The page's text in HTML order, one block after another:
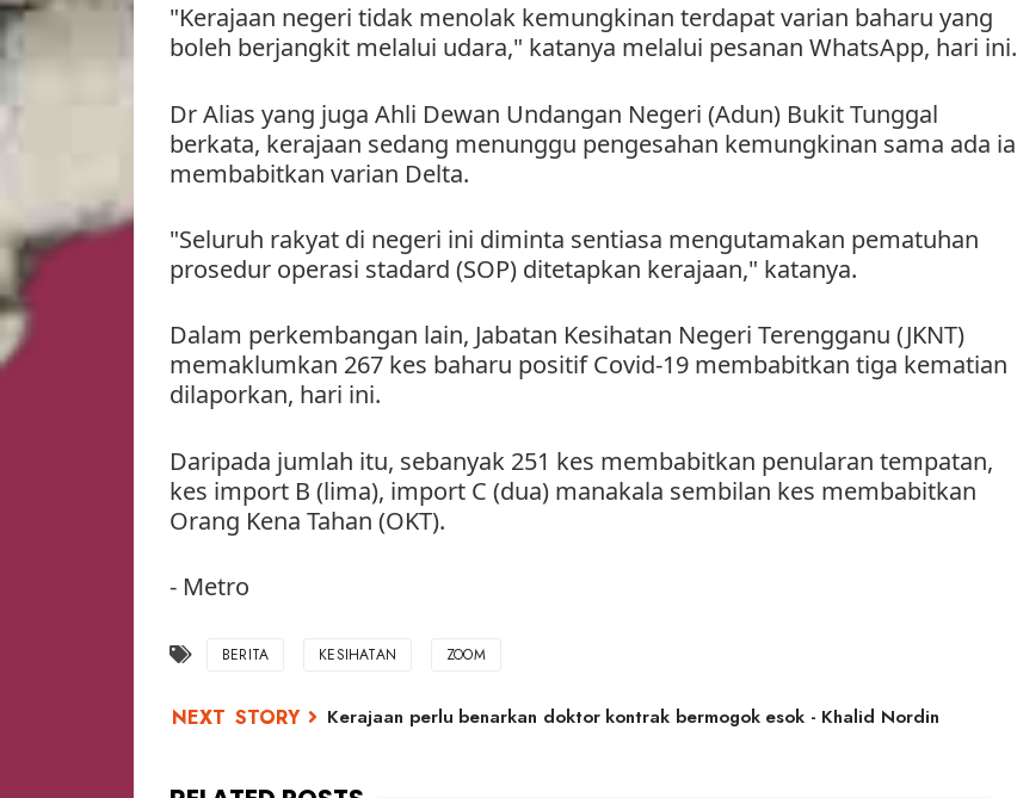
"Kerajaan negeri tidak menolak kemungkinan terdapat varian baharu yang
boleh berjangkit melalui udara," katanya melalui pesanan WhatsApp, hari ini.
Dr Alias yang juga Ahli Dewan Undangan Negeri (Adun) Bukit Tunggal
berkata, kerajaan sedang menunggu pengesahan kemungkinan sama ada ia
membabitkan varian Delta.
"Seluruh rakyat di negeri ini diminta sentiasa mengutamakan pematuhan
prosedur operasi stadard (SOP) ditetapkan kerajaan," katanya.
Dalam perkembangan lain, Jabatan Kesihatan Negeri Terengganu (JKNT)
memaklumkan 267 kes baharu positif Covid-19 membabitkan tiga kematian
dilaporkan, hari ini.
Daripada jumlah itu, sebanyak 251 kes membabitkan penularan tempatan,
kes import B (lima), import C (dua) manakala sembilan kes membabitkan
Orang Kena Tahan (OKT).
- Metro
BERITA KESIHATAN ZOOM
Kerajaan perlu benarkan doktor kontrak bermogok esok - Khalid Nordin